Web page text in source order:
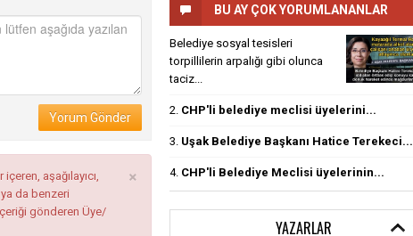
Yorum Gönder
×
aşağılayıcı,
da benzeri
gönderen Üye/
BU AY ÇOK YORUMLANANLAR
Belediye sosyal tesisleri
torpillilerin arpalığı gibi olunca
taciz...
2. CHP'li belediye meclisi üyelerini...
3. Uşak Belediye Başkanı Hatice Terekeci...
4. CHP'li Belediye Meclisi üyelerinin...
YAZARLAR